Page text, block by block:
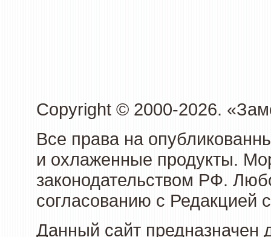
Copyright © 2000-2026.
Все права на
и охлаженные продукты.
законодательством РФ.
согласованию с Редакцией
Данный сайт предназначен